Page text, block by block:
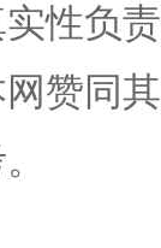
性负
赞同